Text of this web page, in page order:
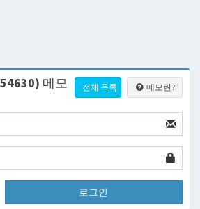
메모 전체 목록 메모란?
로그인